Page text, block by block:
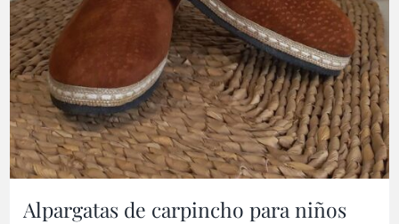
Alpargatas de carpincho para niños